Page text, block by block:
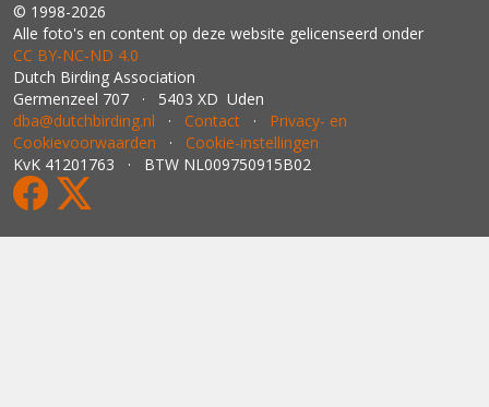
© 1998-2026
Alle foto's en content op deze website gelicenseerd onder
CC BY‑NC‑ND 4.0
Dutch Birding Association
Germenzeel 707 · 5403 XD Uden
dba@dutchbirding.nl · Contact · Privacy- en
Cookievoorwaarden · Cookie-instellingen
KvK 41201763 · BTW NL009750915B02